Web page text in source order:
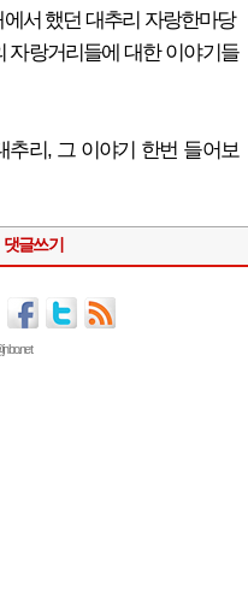
서 했던 대추리 자랑한마당
자랑거리들에 대한 이야기들
추리, 그 이야기 한번 들어보
댓글쓰기